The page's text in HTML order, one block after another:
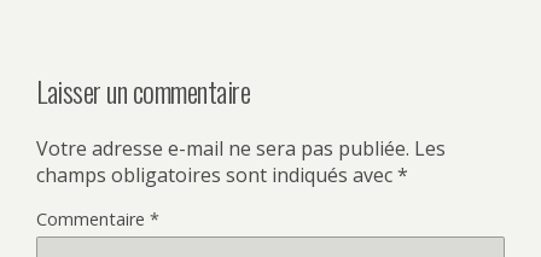
Laisser un commentaire
Votre adresse e-mail ne sera pas publiée. Les
champs obligatoires sont indiqués avec*
Commentaire *